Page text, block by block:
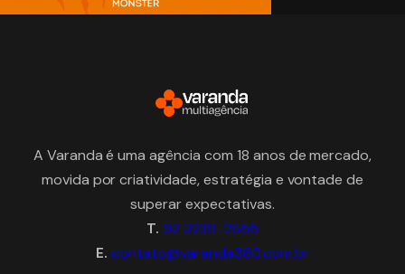
A Varanda é uma agência com 18 anos de mercado,
movida por criatividade, estratégia e vontade de
superar expectativas.
T. 92 3239-2655
E. contato@varanda360.com.br